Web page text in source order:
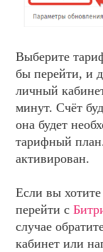
Выберите
бы перейти, и
личный
минут. Счёт
она будет
тарифный
активирован.
Если вы
перейти с
случае
кабинет или